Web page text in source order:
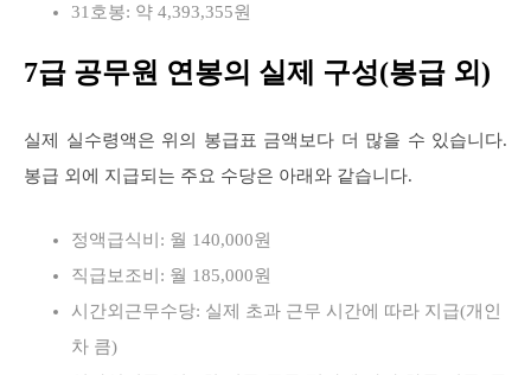
31호봉: 약 4,393,355원
7급 공무원 연봉의 실제 구성(봉급 외)
실제 실수령액은 위의 봉급표 금액보다 더 많을 수 있습니다.
봉급 외에 지급되는 주요 수당은 아래와 같습니다.
정액급식비: 월 140,000원
직급보조비: 월 185,000원
시간외근무수당: 실제 초과 근무 시간에 따라 지급(개인
차 큼)